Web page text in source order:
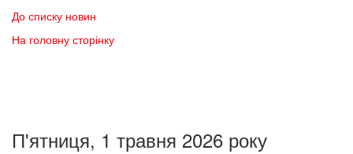
До списку новин
На головну сторінку
П'ятниця, 1 травня 2026 року